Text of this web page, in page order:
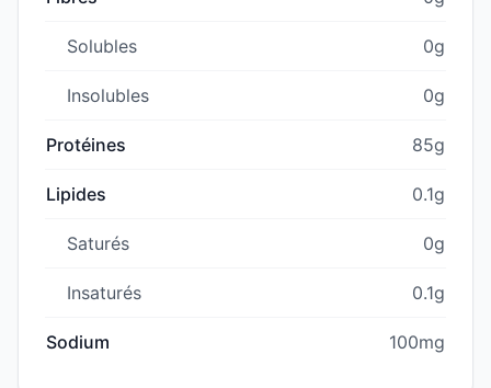
Solubles 0g
Insolubles 0g
Protéines 85g
Lipides 0.1g
Saturés 0g
Insaturés 0.1g
Sodium 100mg